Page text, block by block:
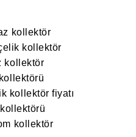
kollektör
kollektör
kollektör
kollektör fiyatı
kollektör